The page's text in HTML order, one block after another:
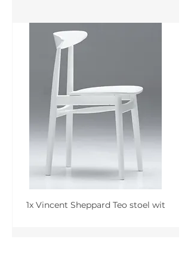
1x Vincent Sheppard Teo stoel wit